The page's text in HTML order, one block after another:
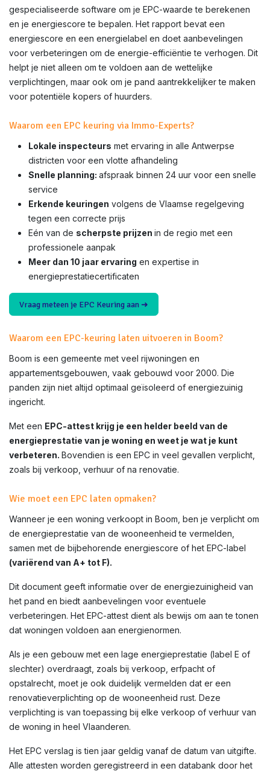
gespecialiseerde software om je EPC-waarde te berekenen
en je energiescore te bepalen. Het rapport bevat een
energiescore en een energielabel en doet aanbevelingen
voor verbeteringen om de energie-efficiëntie te verhogen. Dit
helpt je niet alleen om te voldoen aan de wettelijke
verplichtingen, maar ook om je pand aantrekkelijker te maken
voor potentiële kopers of huurders.
Waarom een EPC keuring via Immo-Experts?
Lokale inspecteurs met ervaring in alle Antwerpse
districten voor een vlotte afhandeling
Snelle planning: afspraak binnen 24 uur voor een snelle
service
Erkende keuringen volgens de Vlaamse regelgeving
tegen een correcte prijs
Eén van de scherpste prijzen in de regio met een
professionele aanpak
Meer dan 10 jaar ervaring en expertise in
energieprestatiecertificaten
Vraag meteen je EPC Keuring aan ➜
Waarom een EPC-keuring laten uitvoeren in Boom?
Boom is een gemeente met veel rijwoningen en
appartementsgebouwen, vaak gebouwd voor 2000. Die
panden zijn niet altijd optimaal geïsoleerd of energiezuinig
ingericht.
Met een EPC-attest krijg je een helder beeld van de
energieprestatie van je woning en weet je wat je kunt
verbeteren. Bovendien is een EPC in veel gevallen verplicht,
zoals bij verkoop, verhuur of na renovatie.
Wie moet een EPC laten opmaken?
Wanneer je een woning verkoopt in Boom, ben je verplicht om
de energieprestatie van de wooneenheid te vermelden,
samen met de bijbehorende energiescore of het EPC-label
(variërend van A+ tot F).
Dit document geeft informatie over de energiezuinigheid van
het pand en biedt aanbevelingen voor eventuele
verbeteringen. Het EPC-attest dient als bewijs om aan te tonen
dat woningen voldoen aan energienormen.
Als je een gebouw met een lage energieprestatie (label E of
slechter) overdraagt, zoals bij verkoop, erfpacht of
opstalrecht, moet je ook duidelijk vermelden dat er een
renovatieverplichting op de wooneenheid rust. Deze
verplichting is van toepassing bij elke verkoop of verhuur van
de woning in heel Vlaanderen.
Het EPC verslag is tien jaar geldig vanaf de datum van uitgifte.
Alle attesten worden geregistreerd in een databank door het